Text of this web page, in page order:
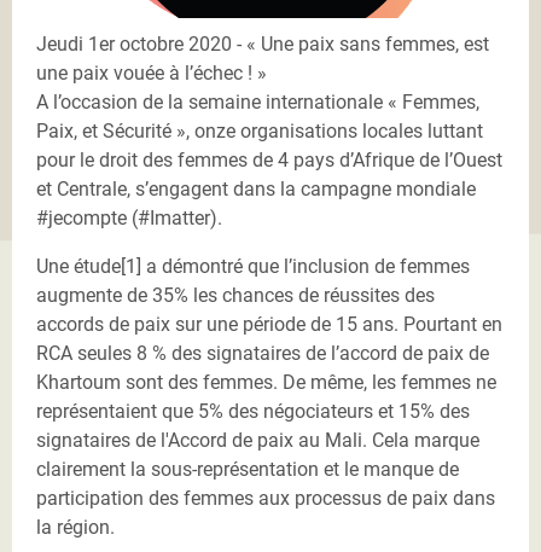
Jeudi 1er octobre 2020 - « Une paix sans femmes, est
une paix vouée à l’échec ! »
A l’occasion de la semaine internationale « Femmes,
Paix, et Sécurité », onze organisations locales luttant
pour le droit des femmes de 4 pays d’Afrique de l’Ouest
et Centrale, s’engagent dans la campagne mondiale
#jecompte (#Imatter).
Une étude[1] a démontré que l’inclusion de femmes
augmente de 35% les chances de réussites des
accords de paix sur une période de 15 ans. Pourtant en
RCA seules 8 % des signataires de l’accord de paix de
Khartoum sont des femmes. De même, les femmes ne
représentaient que 5% des négociateurs et 15% des
signataires de l'Accord de paix au Mali. Cela marque
clairement la sous-représentation et le manque de
participation des femmes aux processus de paix dans
la région.